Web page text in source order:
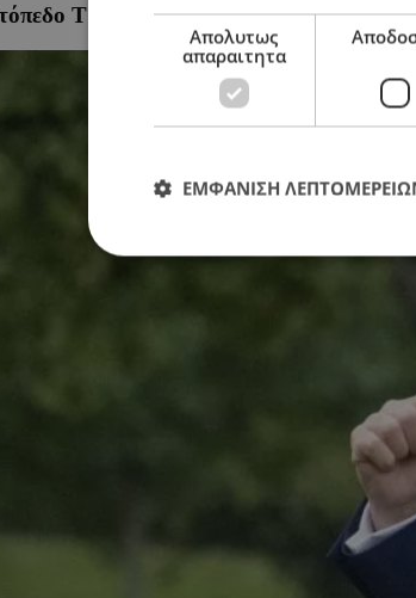
Τραμπ για πιθανή εμπλοκή στον
Απολυτως
απαραιτητα
ΕΜΦΑΝΙΣΗ